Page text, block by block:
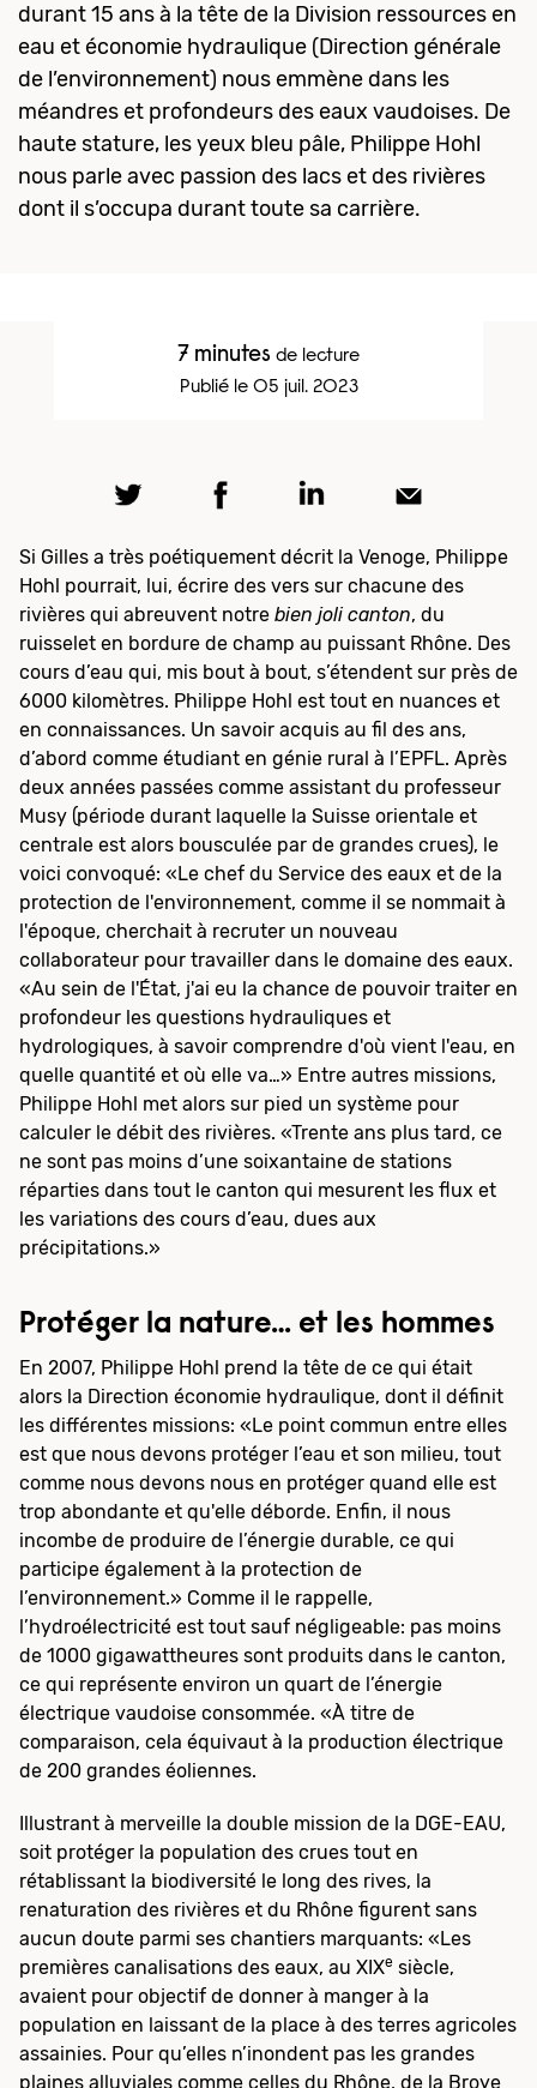
durant 15 ans à la tête de la Division ressources en
eau et économie hydraulique (Direction générale
de l’environnement) nous emmène dans les
méandres et profondeurs des eaux vaudoises. De
haute stature, les yeux bleu pâle, Philippe Hohl
nous parle avec passion des lacs et des rivières
dont il s’occupa durant toute sa carrière.
7 minutes de lecture
Publié le 05 juil. 2023
Si Gilles a très poétiquement décrit la Venoge, Philippe
Hohl pourrait, lui, écrire des vers sur chacune des
rivières qui abreuvent notre bien joli canton, du
ruisselet en bordure de champ au puissant Rhône. Des
cours d’eau qui, mis bout à bout, s’étendent sur près de
6000 kilomètres. Philippe Hohl est tout en nuances et
en connaissances. Un savoir acquis au fil des ans,
d’abord comme étudiant en génie rural à l’EPFL. Après
deux années passées comme assistant du professeur
Musy (période durant laquelle la Suisse orientale et
centrale est alors bousculée par de grandes crues), le
voici convoqué: «Le chef du Service des eaux et de la
protection de l'environnement, comme il se nommait à
l'époque, cherchait à recruter un nouveau
collaborateur pour travailler dans le domaine des eaux.
«Au sein de l'État, j'ai eu la chance de pouvoir traiter en
profondeur les questions hydrauliques et
hydrologiques, à savoir comprendre d'où vient l'eau, en
quelle quantité et où elle va…» Entre autres missions,
Philippe Hohl met alors sur pied un système pour
calculer le débit des rivières. «Trente ans plus tard, ce
ne sont pas moins d’une soixantaine de stations
réparties dans tout le canton qui mesurent les flux et
les variations des cours d’eau, dues aux
précipitations.»
Protéger la nature… et les hommes
En 2007, Philippe Hohl prend la tête de ce qui était
alors la Direction économie hydraulique, dont il définit
les différentes missions: «Le point commun entre elles
est que nous devons protéger l’eau et son milieu, tout
comme nous devons nous en protéger quand elle est
trop abondante et qu'elle déborde. Enfin, il nous
incombe de produire de l’énergie durable, ce qui
participe également à la protection de
l’environnement.» Comme il le rappelle,
l’hydroélectricité est tout sauf négligeable: pas moins
de 1000 gigawattheures sont produits dans le canton,
ce qui représente environ un quart de l’énergie
électrique vaudoise consommée. «À titre de
comparaison, cela équivaut à la production électrique
de 200 grandes éoliennes.
Illustrant à merveille la double mission de la DGE-EAU,
soit protéger la population des crues tout en
rétablissant la biodiversité le long des rives, la
renaturation des rivières et du Rhône figurent sans
aucun doute parmi ses chantiers marquants: «Les
premières canalisations des eaux, au XIXe siècle,
avaient pour objectif de donner à manger à la
population en laissant de la place à des terres agricoles
assainies. Pour qu’elles n’inondent pas les grandes
plaines alluviales comme celles du Rhône, de la Broye